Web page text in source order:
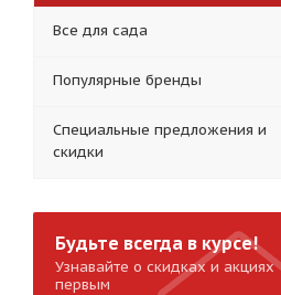
Все для сада
Популярные бренды
Специальные предложения и
скидки
Будьте всегда в курсе!
Узнавайте о скидках и акциях
первым